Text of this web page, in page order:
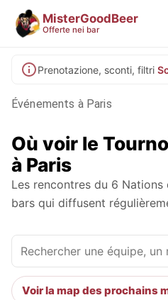
MisterGoodBeer
Offerte nei bar
Prenotazione, sconti, filtri
Événements à Paris
Où voir le
à Paris
Les rencontres du 6 Nations
bars qui diffusent
Voir la map des prochains